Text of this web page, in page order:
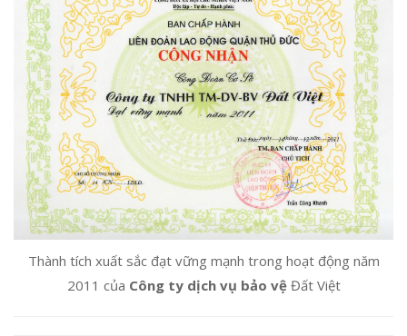
Thành tích xuất sắc đạt vững mạnh trong hoạt động năm
2011 của Công ty dịch vụ bảo vệĐất Việt